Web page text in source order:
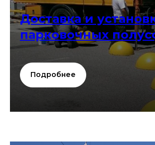
Доставка и
парковочных
Подробнее